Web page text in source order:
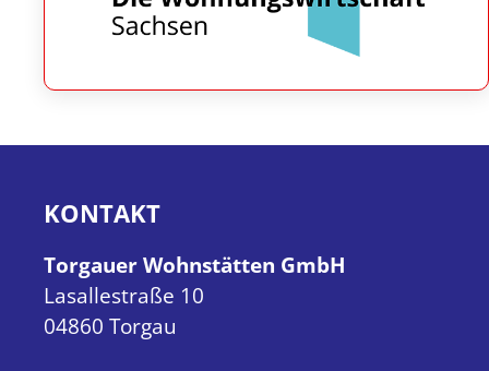
KONTAKT
Torgauer Wohnstätten GmbH
Lasallestraße 10
04860 Torgau